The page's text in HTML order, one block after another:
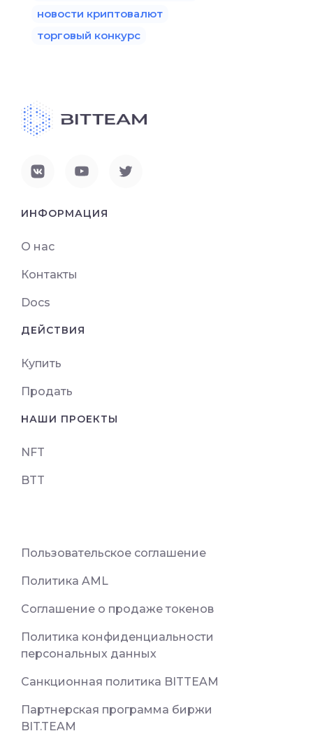
новости криптовалют
торговый конкурс
ИНФОРМАЦИЯ
О нас
Контакты
Docs
ДЕЙСТВИЯ
Купить
Продать
НАШИ ПРОЕКТЫ
NFT
BTT
Пользовательское соглашение
Политика AML
Соглашение о продаже токенов
Политика конфиденциальности
персональных данных
Санкционная политика BITTEAM
Партнерская программа биржи
BIT.TEAM